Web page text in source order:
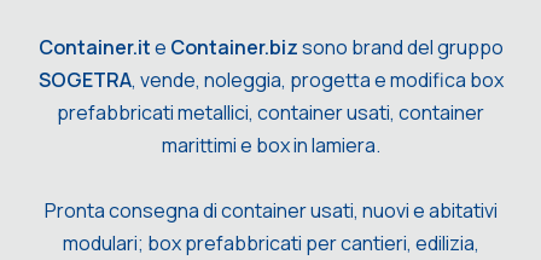
Container.ite Container.bizsono brand del gruppo
SOGETRA, vende, noleggia, progetta e modifica box
prefabbricati metallici, container usati, container
marittimi e box in lamiera.
Pronta consegna di container usati, nuovi e abitativi
modulari; box prefabbricati per cantieri, edilizia,